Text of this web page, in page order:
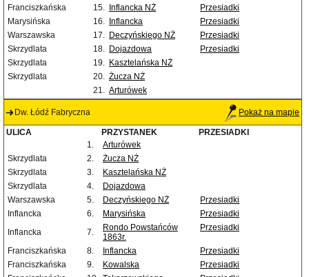
Franciszkańska
15. Inflancka NŻ
Przesiadki
Marysińska
16. Inflancka
Przesiadki
Warszawska
17. Deczyńskiego NŻ
Przesiadki
Skrzydlata
18. Dojazdowa
Przesiadki
Skrzydlata
19. Kasztelańska NŻ
Skrzydlata
20. Żucza NŻ
21. Arturówek
Dw. Łódź Fabryczna Pokaż na mapie
ULICA PRZYSTANEK
PRZESIADKI
1.
Arturówek
Skrzydlata
2.
Żucza NŻ
Skrzydlata
3.
Kasztelańska NŻ
Skrzydlata
4.
Dojazdowa
Warszawska
5. Deczyńskiego NŻ
Przesiadki
Inflancka
6. Marysińska
Przesiadki
Inflancka
7.
Rondo Powstańców
1863r.
Przesiadki
Franciszkańska 8. Inflancka
Przesiadki
Franciszkańska
9. Kowalska
Przesiadki